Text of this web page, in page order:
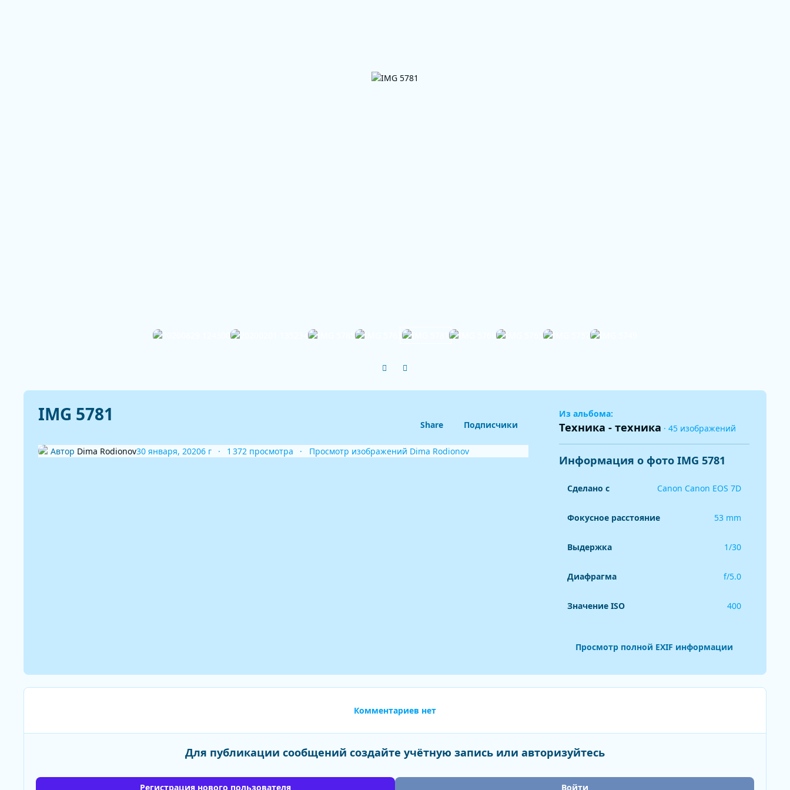
Previous carousel slide
Next carousel slide
IMG 5781 Share Подписчики
Автор Dima Rodionov30 января, 20206 г 1 372 просмотра Просмотр изображений Dima Rodionov
Из альбома:
Техника - техника · 45 изображений
Информация о фото IMG 5781
Сделано с Canon Canon EOS 7D
Фокусное расстояние 53 mm
Выдержка 1/30
Диафрагма f/5.0
Значение ISO 400
Просмотр полной EXIF информации
Комментариев нет
Для публикации сообщений создайте учётную запись или авторизуйтесь
Регистрация нового пользователя Войти